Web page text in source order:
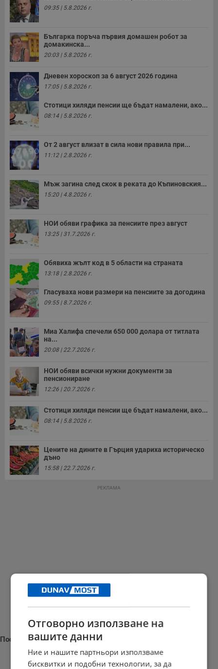
09:35 | 5.8.2026 г.
Българка поръча първия домашен робот за
домакинска...
20:03 | 5.8.2026 г.
Дневен хороскоп за 6 август 2026 година
17:05 | 5.8.2026 г.
Стотици хиляди пенсии ще бъдат намалени, ако...
08:14 | 5.8.2026 г.
От 2 август влизат в сила нови правила при...
11:12 | 2.8.2026 г.
Мъж загина след скок в реката до Къпиновския...
15:20 | 4.8.2026 г.
НОИ обяви графика за пенсиите през август
13:25 | 31.7.2026 г.
Обявиха жълт код в 5 области на страната
13:18 | 2.8.2026 г.
Гласуваха нови размери на пенсиите за догодина
09:55 | 8.7.2026 г.
Миа Халифа спечели 650 000 долара от титлата
на...
20:08 | 22.7.2026 г.
НОИ обяви всички нужни документи за
пенсиониране
12:26 | 20.7.2026 г.
Стотици хиляди пенсии ще бъдат намалени, ако...
08:14 | 5.8.2026 г.
Цените на дините в Гърция удариха историческо
дъно
15:58 | 22.7.2026 г.
РЕКЛАМА
Последни новини
Отговорно използване на
вашите данни
Ние и нашите партньори използваме
бисквитки и подобни технологии, за да